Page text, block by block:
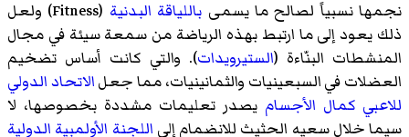
نجمها نسبياً لصالح ما يسمى باللياقة البدنية
(Fitness) ولعل
ذلك يعود إلى ما ارتبط بهذه الرياضة من سمعة سيئة في مجال
المنشطات البنّاءة (الستيرويدات). والتي كانت أساس تضخيم
العضلات في السبعينيات والثمانينيات، مما جعلالاتحاد الدولي
للاعبي كمال الأجسام يصدر تعليمات مشددة بخصوصها، لا
سيما خلال سعيه الحثيث للانضمام إلى اللجنة الأولمبية الدولية